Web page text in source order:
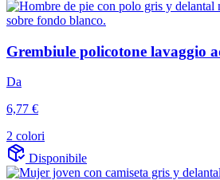
Grembiule policotone lavaggio
Da
6,77 €
2 colori
Disponibile